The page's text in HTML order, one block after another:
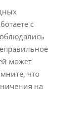
с
может
что
на